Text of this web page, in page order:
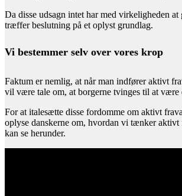
Da disse udsagn intet har med virkeligheden
træffer beslutning på et oplyst grundlag.
Vi bestemmer selv over vores krop
Faktum er nemlig, at når man indfører aktivt
vil være tale om, at borgerne tvinges til at være
For at italesætte disse fordomme om aktivt
oplyse danskerne om, hvordan vi tænker
kan se herunder.